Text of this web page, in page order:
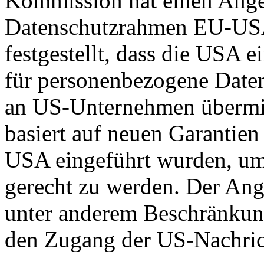
Datenschutzrahmen EU-
festgestellt, dass die USA
für personenbezogene
an US-Unternehmen
basiert auf neuen
USA eingeführt wurden,
gerecht zu werden. Der
unter anderem
den Zugang der US-